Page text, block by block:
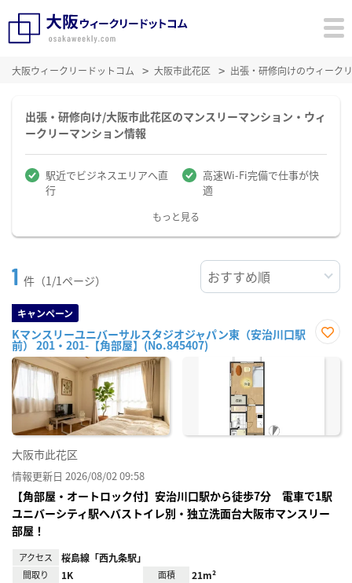
大阪ウィークリードットコム 大阪市此花区 出張・研修向けのウィーク
出張・研修向け/大阪市此花区のマンスリーマンション・ウィ
ークリーマンション情報
駅近でビジネスエリアへ直
行
高速Wi-Fi完備で仕事が快
適
もっと見る
1 件（1/1ページ）
キャンペーン
Kマンスリーユニバーサルスタジオジャパン東（安治川口駅
前） 201・201-【角部屋】(No.845407)
に入
大阪市此花区
情報更新日 2026/08/02 09:58
【角部屋・オートロック付】安治川口駅から徒歩7分 電車で1駅
ユニバーシティ駅へバストイレ別・独立洗面台大阪市マンスリー
部屋！
アクセス 桜島線「西九条駅」
間取り 1K 面積 21m²